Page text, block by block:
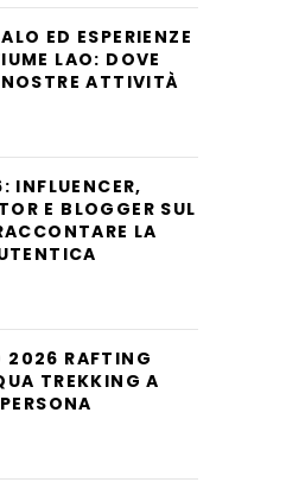
ED ESPERIENZE
LAO: DOVE
ATTIVITÀ
INFLUENCER,
E BLOGGER SUL
LA
2026 RAFTING
TREKKING A